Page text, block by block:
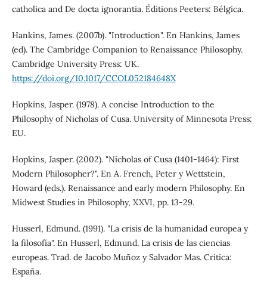
catholica and De docta ignorantia. Éditions Peeters: Bélgica.
Hankins, James. (2007b). "Introduction". En Hankins, James
(ed). The Cambridge Companion to Renaissance Philosophy.
Cambridge University Press: UK.
https://doi.org/10.1017/CCOL052184648X
Hopkins, Jasper. (1978). A concise Introduction to the
Philosophy of Nicholas of Cusa. University of Minnesota Press:
EU.
Hopkins, Jasper. (2002). "Nicholas of Cusa (1401-1464): First
Modern Philosopher?". En A. French, Peter y Wettstein,
Howard (eds.). Renaissance and early modern Philosophy. En
Midwest Studies in Philosophy, XXVI, pp. 13-29.
Husserl, Edmund. (1991). "La crisis de la humanidad europea y
la filosofía". En Husserl, Edmund. La crisis de las ciencias
europeas. Trad. de Jacobo Muñoz y Salvador Mas. Crítica:
España.